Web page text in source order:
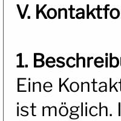
V.
1.
Eine
ist möglich.